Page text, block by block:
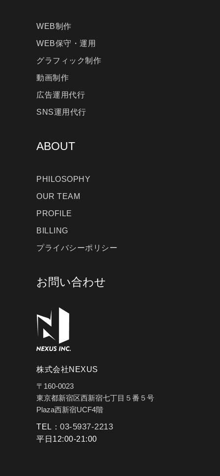
WEB制作
WEB保守・運用
グラフィック制作
動画制作
広告運用代行
SNS運用代行
ABOUT
PHILOSOPHY
OUR TEAM
PROFILE
BILLING
プライバシーポリシー
お問い合わせ
株式会社NEXUS
〒160-0023
東京都新宿区西新宿七丁目５番５号
Plaza西新宿UCF4階
TEL： 03-5937-2213
平日12:00-21:00